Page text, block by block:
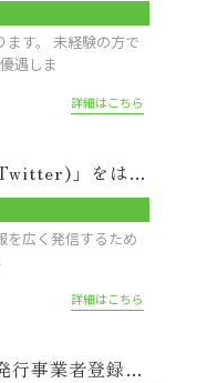
す。 未経験の方で
遇しま
詳細はこちら
リサイクルプラン公式「X(旧Twitter)」をはじめました。
を広く発信するため
詳細はこちら
適格請求書（インボイス）の発行事業者登録番号のお知らせ